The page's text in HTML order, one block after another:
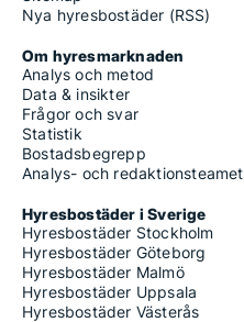
Nya hyresbostäder (RSS)
Om hyresmarknaden
Analys och metod
Data & insikter
Frågor och svar
Statistik
Bostadsbegrepp
Analys- och redaktionsteamet
Hyresbostäder i Sverige
Hyresbostäder Stockholm
Hyresbostäder Göteborg
Hyresbostäder Malmö
Hyresbostäder Uppsala
Hyresbostäder Västerås